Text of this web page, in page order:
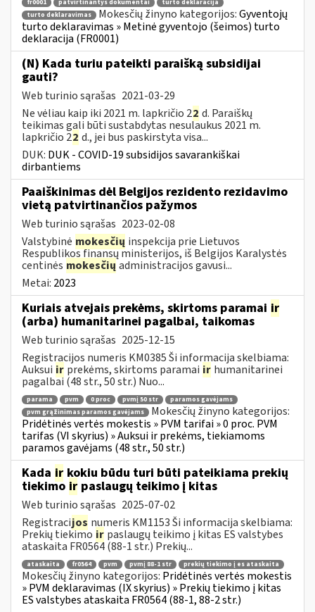
fr0001 patvirtinantys dokumentai
turto deklaracija
turto deklaravimas
Mokesčių žinyno kategorijos:Gyventojų
turto deklaravimas » Metinė gyventojo (šeimos) turto
deklaracija (FR0001)
(N) Kada turiu pateikti paraišką subsidijai
gauti?
Web turinio sąrašas 2021-03-29
Ne vėliau kaip iki 2021 m. lapkričio 22 d. Paraiškų
teikimas gali būti sustabdytas nesulaukus 2021 m.
lapkričio 22 d., jei bus paskirstyta visa...
DUK: DUK - COVID-19 subsidijos savarankiškai
dirbantiems
Paaiškinimas dėl Belgijos rezidento rezidavimo
vietą patvirtinančios pažymos
Web turinio sąrašas 2023-02-08
Valstybinė mokesčių inspekcija prie Lietuvos
Respublikos finansų ministerijos, iš Belgijos Karalystės
centinės mokesčių administracijos gavusi...
Metai: 2023
Kuriais atvejais prekėms, skirtoms paramai ir
(arba) humanitarinei pagalbai, taikomas
Web turinio sąrašas 2025-12-15
Registracijos numeris KM0385 Ši informacija skelbiama:
Auksui ir prekėms, skirtoms paramai ir humanitarinei
pagalbai (48 str., 50 str.) Nuo...
parama pvm 0 proc pvmį 50 str
paramos gavėjams
pvm grąžinimas paramos gavėjams
Mokesčių žinyno kategorijos:
Pridėtinės vertės mokestis » PVM tarifai » 0 proc. PVM
tarifas (VI skyrius) » Auksui ir prekėms, tiekiamoms
paramos gavėjams (48 str., 50 str.)
Kada ir kokiu būdu turi būti pateikiama prekių
tiekimo ir paslaugų teikimo į kitas
Web turinio sąrašas 2025-07-02
Registracijos numeris KM1153 Ši informacija skelbiama:
Prekių tiekimo ir paslaugų teikimo į kitas ES valstybes
ataskaita FR0564 (88-1 str.) Prekių...
ataskaita fr0564 pvm pvmį 88-1 str prekių tiekimo į es ataskaita
Mokesčių žinyno kategorijos: Pridėtinės vertės mokestis
» PVM deklaravimas (IX skyrius) » Prekių tiekimo į kitas
ES valstybes ataskaita FR0564 (88-1, 88-2 str.)